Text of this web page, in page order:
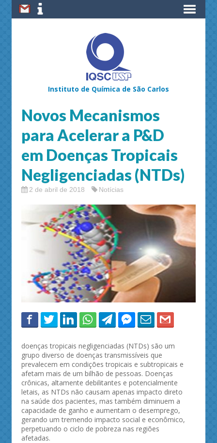
Instituto de Química de São Carlos
Novos Mecanismos
para Acelerar a P&D
em Doenças Tropicais
Negligenciadas (NTDs)
2 de abril de 2018 Notícias
doenças tropicais negligenciadas (NTDs) são um
grupo diverso de doenças transmissíveis que
prevalecem em condições tropicais e subtropicais e
afetam mais de um bilhão de pessoas. Doenças
crônicas, altamente debilitantes e potencialmente
letais, as NTDs não causam apenas impacto direto
na saúde dos pacientes, mas também diminuem a
capacidade de ganho e aumentam o desemprego,
gerando um tremendo impacto social e econômico,
perpetuando o ciclo de pobreza nas regiões
afetadas.